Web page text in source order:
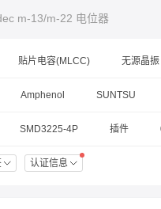
m-13/m-22 电位器
贴片电容(MLCC) 无源晶振
静电和浪涌保护(TVS/ESD)
Amphenol SUNTSU
)
YAGEO(国巨)
SMD3225-4P 插件
认证信息